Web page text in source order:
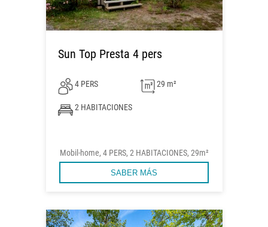
Sun Top Presta 4 pers
4 PERS 29 m²
2 HABITACIONES
Mobil-home, 4 PERS, 2 HABITACIONES, 29m²
SABER MÁS